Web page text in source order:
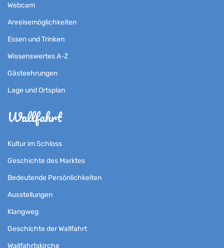
Webcam
Anreisemöglichkeiten
Essen und Trinken
Wissenswertes A-Z
Gästeehrungen
Lage und Ortsplan
Wallfahrt
Kultur im Schloss
Geschichte des Marktes
Bedeutende Persönlichkeiten
Ausstellungen
Klangweg
Geschichte der Wallfahrt
Wallfahrtskirche